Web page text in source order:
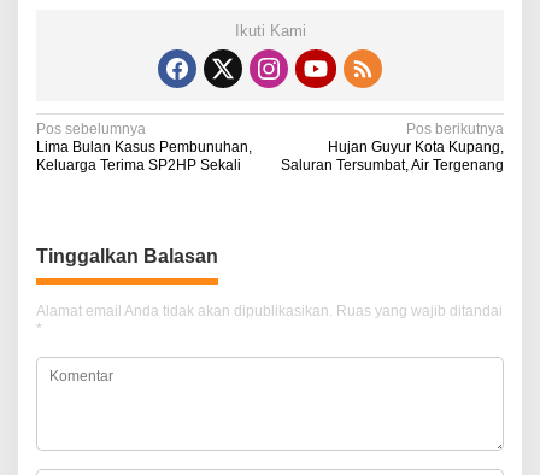
Ikuti Kami
N
a
g
a
s
o
Pos sebelumnya
Lima Bulan Kasus Pembunuhan,
Keluarga Terima SP2HP Sekali
Pos berikutnya
Hujan Guyur Kota Kupang,
Saluran Tersumbat, Air Tergenang
Tinggalkan Balasan
Alamat email Anda tidak akan dipublikasikan. Ruas yang wajib ditandai
*